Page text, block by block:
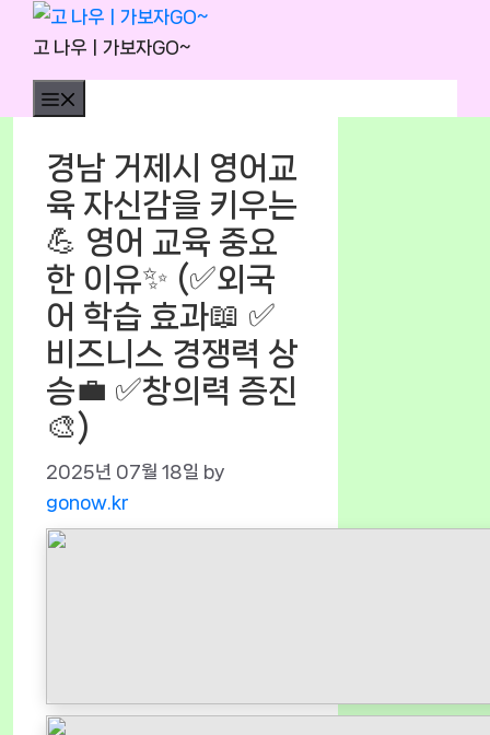
Skip
content
고 나우ㅣ가보자GO~
경남 거제시 영어교
육 자신감을 키우는
💪 영어 교육 중요
한 이유✨ (✅외국
어 학습 효과📖 ✅
비즈니스 경쟁력 상
승💼 ✅창의력 증진
🎨)
2025년 07월 18일 by
gonow.kr